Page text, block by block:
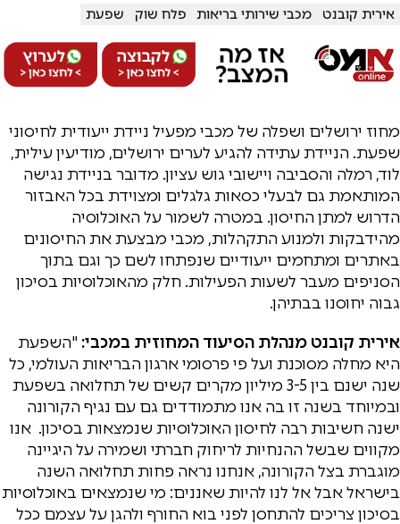
אירית קובנט מכבי שירותי בריאות פלח שוק שפעת
מחוז ירושלים ושפלה של מכבי מפעיל ניידת ייעודית לחיסוני
שפעת. הניידת עתידה להגיע לערים ירושלים, מודיעין עילית,
לוד, רמלה והסביבה ויישובי גוש עציון. מדובר בניידת נגישה
המותאמת גם לבעלי כסאות גלגלים ומצוידת בכל האבזור
הדרוש למתן החיסון. במטרה לשמור על האוכלוסיה
מהידבקות ולמנוע התקהלות, מכבי מבצעת את החיסונים
באתרים ומתחמים ייעודיים שנפתחו לשם כך וגם בתוך
הסניפים מעבר לשעות הפעילות. חלק מהאוכלוסיות בסיכון
גבוה יחוסנו בבתיהן.
אירית קובנט מנהלת הסיעוד המחוזית במכבי: "השפעת
היא מחלה מסוכנת ועל פי פרסומי ארגון הבריאות העולמי, כל
שנה ישנם בין 3-5 מיליון מקרים קשים של תחלואה בשפעת
ובמיוחד בשנה זו בה אנו מתמודדים גם עם נגיף הקורונה
ישנה חשיבות רבה לחיסון האוכלוסיות שנמצאות בסיכון. אנו
מקווים שבשל ההנחיות לריחוק חברתי ושמירה על היגיינה
מוגברת בצל הקורונה, אנחנו נראה פחות תחלואה השנה
בישראל אבל אל לנו להיות שאננים: מי שנמצאים באוכלוסיות
בסיכון צריכים להתחסן לפני בוא החורף ולהגן על עצמם ככל